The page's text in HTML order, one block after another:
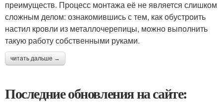
преимуществ. Процесс монтажа её не является слишком
сложным делом: ознакомившись с тем, как обустроить
настил кровли из металлочерепицы, можно выполнить
такую работу собственными руками.
читать дальше →
Последние обновления на сайте: